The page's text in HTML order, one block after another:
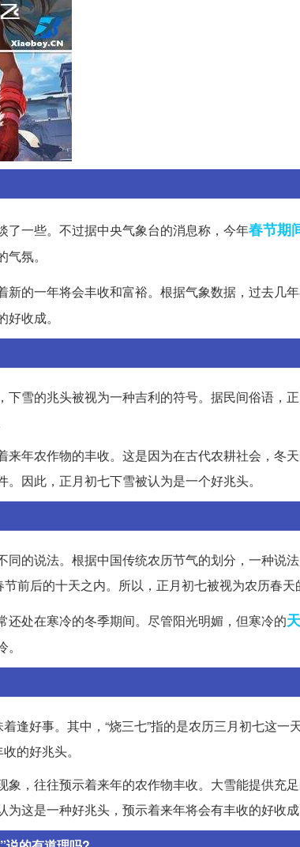
一些。不过据中央气象台的消息称，今年春节期
氛。
的一年将会丰收和富裕。根据气象数据，过去几
收成。
雪的兆头被视为一种吉利的符号。据民间俗语，
来年农作物的丰收。这是因为在古代农耕社会，冬
因此，正月初七下雪被认为是一个好兆头。
的说法。根据中国传统农历节气的划分，一种说
前后的十天之内。所以，正月初七被视为农历春天
处在寒冷的冬季期间。尽管阳光明媚，但寒冷的
逢好事。其中，“烧三七”指的是农历三月初七这一
的好兆头。
，往往预示着来年的农作物丰收。大雪能提供充
这是一种好兆头，预示着来年将会有丰收的好收成